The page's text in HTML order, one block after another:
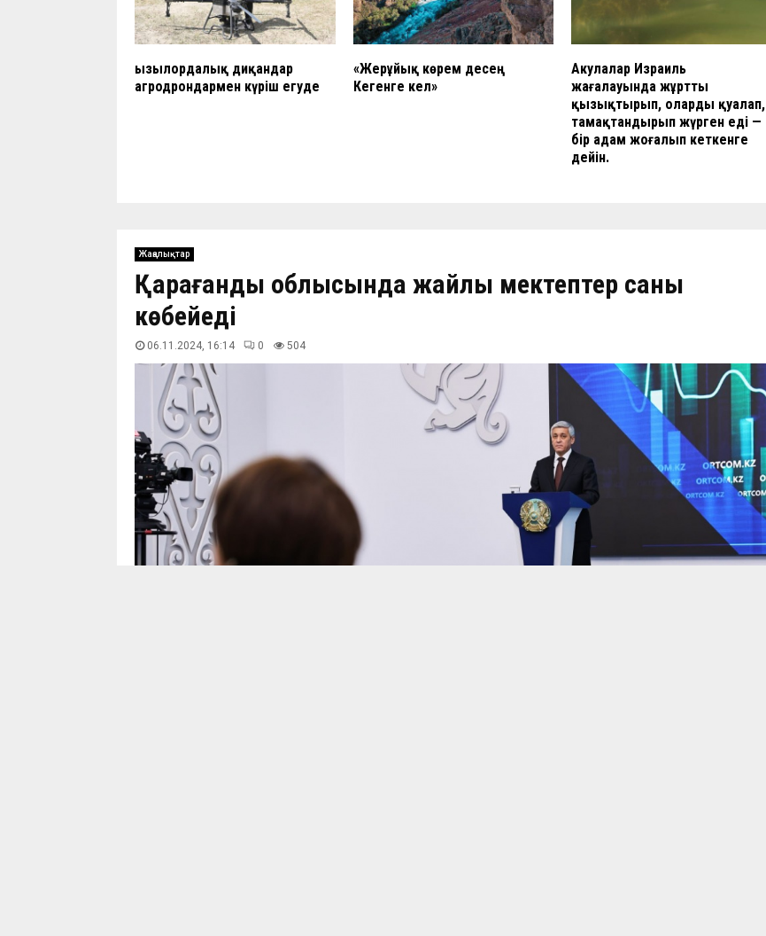
Қызылордалық диқандар
агродрондармен күріш егуде
«Жерұйық көрем десең
Кегенге кел»
Акулалар Израиль
жағалауында жұртты
қызықтырып, оларды қуалап,
тамақтандырып жүрген еді —
бір адам жоғалып кеткенге
дейін.
Жаңалықтар
Қарағанды облысында жайлы мектептер саны
көбейеді
06.11.2024, 16:14 0 505